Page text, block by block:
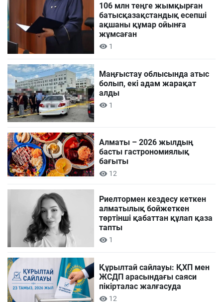
106 млн теңге жымқырған
батысқазақстандық есепші
ақшаны құмар ойынға
жұмсаған
1
Маңғыстау облысында атыс
болып, екі адам жарақат
алды
1
Алматы – 2026 жылдың
басты гастрономиялық
бағыты
12
Риелтормен кездесу кеткен
алматылық бойжеткен
төртінші қабаттан құлап қаза
тапты
1
Құрылтай сайлауы: ҚХП мен
ЖСДП арасындағы саяси
пікірталас жалғасуда
12